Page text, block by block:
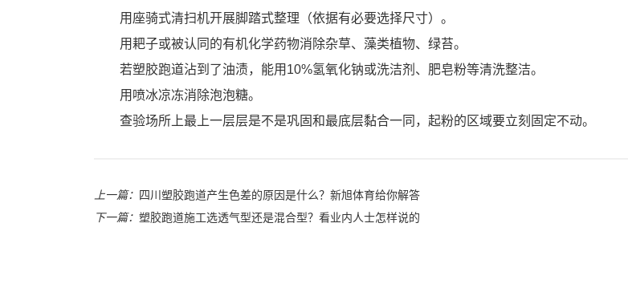
用座骑式清扫机开展脚踏式整理（依据有必要选择尺寸）。
用耙子或被认同的有机化学药物消除杂草、藻类植物、绿苔。
若塑胶跑道沾到了油渍，能用10%氢氧化钠或洗洁剂、肥皂粉等清洗整洁。
用喷冰凉冻消除泡泡糖。
查验场所上最上一层层是不是巩固和最底层黏合一同，起粉的区域要立刻固定不动。
上一篇： 四川塑胶跑道产生色差的原因是什么？新旭体育给你解答
下一篇： 塑胶跑道施工选透气型还是混合型？看业内人士怎样说的